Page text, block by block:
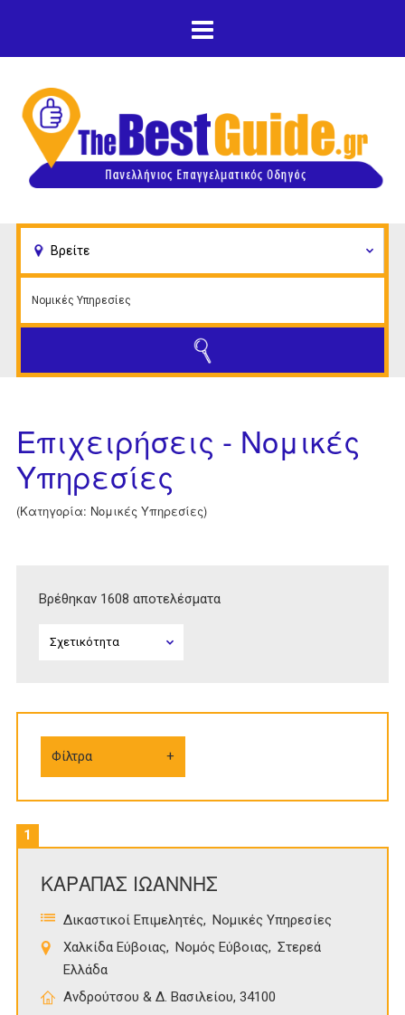
κυρίως περιεχόμενο
Επιχειρήσεις - Νομικές
Υπηρεσίες
(Κατηγορία: Νομικές Υπηρεσίες)
Βρέθηκαν 1608 αποτελέσματα
Φίλτρα
1
ΚΑΡΑΠΑΣ ΙΩΑΝΝΗΣ
Δικαστικοί Επιμελητές
Νομικές Υπηρεσίες
Χαλκίδα Εύβοιας
Νομός Εύβοιας
Στερεά
Ελλάδα
Ανδρούτσου & Δ. Βασιλείου, 34100